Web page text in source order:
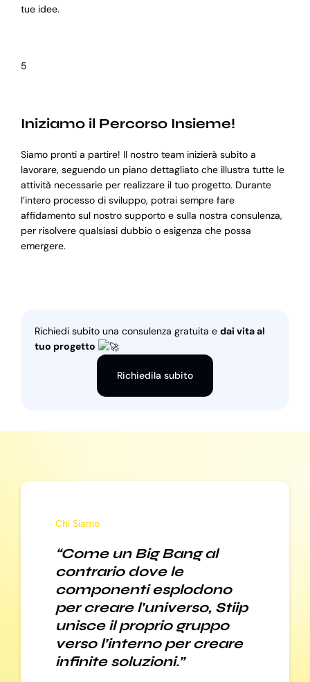
tue idee.
5
Iniziamo il Percorso Insieme!
Siamo pronti a partire! Il nostro team inizierà subito a
lavorare, seguendo un piano dettagliato che illustra tutte le
attività necessarie per realizzare il tuo progetto. Durante
l’intero processo di sviluppo, potrai sempre fare
affidamento sul nostro supporto e sulla nostra consulenza,
per risolvere qualsiasi dubbio o esigenza che possa
emergere.
Richiedi subito una consulenza gratuita e dai vita al
tuo progetto
Richiedila subito
Chi Siamo
“Come un Big Bang al
contrario dove le
componenti esplodono
per creare l’universo, Stiip
unisce il proprio gruppo
verso l’interno per creare
infinite soluzioni.”